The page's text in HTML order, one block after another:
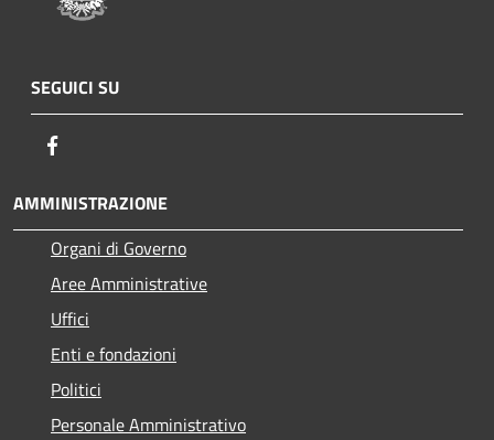
SEGUICI SU
AMMINISTRAZIONE
Organi di Governo
Aree Amministrative
Uffici
Enti e fondazioni
Politici
Personale Amministrativo